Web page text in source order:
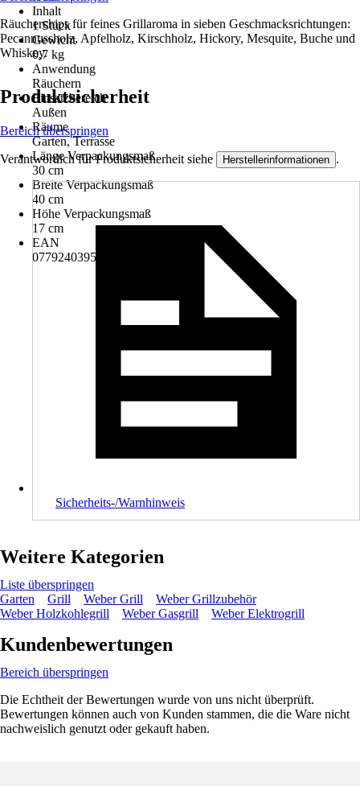
Inhalt
1 Stück
Gewicht
0,7 kg
Anwendung
Räuchern
Einsatzbereich
Außen
Räume
Garten, Terrasse
Länge Verpackungsmaß
30 cm
Breite Verpackungsmaß
40 cm
Höhe Verpackungsmaß
17 cm
EAN
077924039522, 2007005507822
Räucherchips für feines Grillaroma in sieben Geschmacksrichtungen:
Pecannussholz, Apfelholz, Kirschholz, Hickory, Mesquite, Buche und
Whiskey.
Produktsicherheit
Bereich überspringen
Verantwortlich für Produktsicherheit siehe Herstellerinformationen .
Sicherheits-/Warnhinweis
Weitere Kategorien
Liste überspringen
Garten
Grill Weber Grill
Weber Grillzubehör
Weber Holzkohlegrill
Weber Gasgrill Weber Elektrogrill
Kundenbewertungen
Bereich überspringen
Die Echtheit der Bewertungen wurde von uns nicht überprüft.
Bewertungen können auch von Kunden stammen, die die Ware nicht
nachweislich genutzt oder gekauft haben.